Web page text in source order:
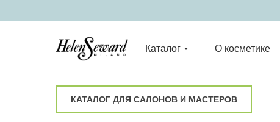
Каталог О косметике
КАТАЛОГ ДЛЯ САЛОНОВ И МАСТЕРОВ